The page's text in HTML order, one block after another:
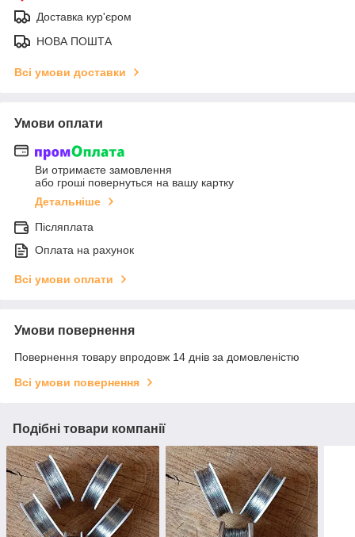
Доставка кур'єром
НОВА ПОШТА
Всі умови доставки
Умови оплати
Ви отримаєте замовлення
або гроші повернуться на вашу картку
Детальніше
Післяплата
Оплата на рахунок
Всі умови оплати
Умови повернення
Повернення товару впродовж 14 днів за домовленістю
Всі умови повернення
Подібні товари компанії